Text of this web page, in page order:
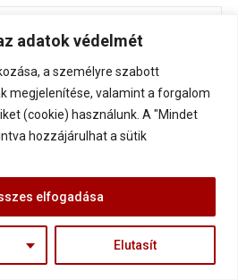
adatok védelmét
a személyre szabott
megjelenítése, valamint a forgalom
(cookie) használunk. A "Mindet
hozzájárulhat a sütik
Elutasít
elfogadása
and site URL in my browser
comment.